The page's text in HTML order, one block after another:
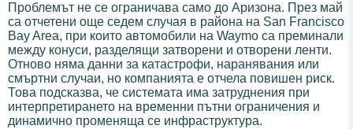
Проблемът не се ограничава само до Аризона. През май
са отчетени още седем случая в района на San Francisco
Bay Area, при които автомобили на Waymo са преминали
между конуси, разделящи затворени и отворени ленти.
Отново няма данни за катастрофи, наранявания или
смъртни случаи, но компанията е отчела повишен риск.
Това подсказва, че системата има затруднения при
интерпретирането на временни пътни ограничения и
динамично променяща се инфраструктура.